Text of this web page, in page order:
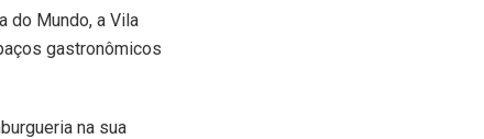
do Mundo, a Vila
gastronômicos
na sua